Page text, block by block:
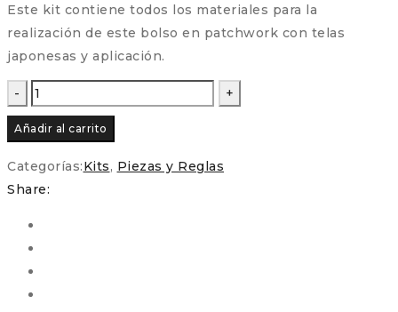
Este kit contiene todos los materiales para la
realización de este bolso en patchwork con telas
japonesas y aplicación.
Kit
de
Patchwork
EPP
-
Japonés
con
Aplicación
by
Añadir al carrito
Categorías:Kits, Piezas y Reglas
Share: